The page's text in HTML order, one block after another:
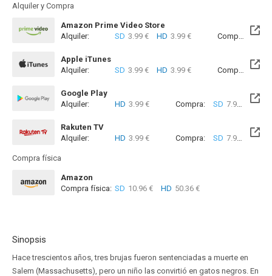
Alquiler y Compra
Amazon Prime Video Store
Alquiler:
SD 3.99 € HD 3.99 € Compra: SD
Apple iTunes
Alquiler:
SD 3.99 € HD 3.99 € Compra: SD
Google Play
Alquiler:
HD 3.99 € Compra: SD 7.99 € HD
Rakuten TV
Alquiler:
HD 3.99 € Compra: SD 7.99 € HD
Compra física
Amazon
Compra física: SD 10.96 € HD 50.36 €
Sinopsis
Hace trescientos años, tres brujas fueron sentenciadas a muerte en
Salem (Massachusetts), pero un niño las convirtió en gatos negros. En